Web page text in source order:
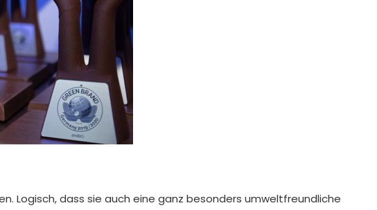
Logisch, dass sie auch eine ganz besonders umweltfreundliche